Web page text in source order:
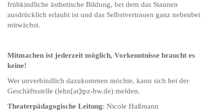
frühkindliche ästhetische Bildung, bei dem das Staunen
ausdrücklich erlaubt ist und das Selbstvertrauen ganz nebenbei
mitwächst.
Mitmachen ist jederzeit möglich, Vorkenntnisse braucht es
keine!
Wer unverbindlich dazukommen möchte, kann sich bei der
Geschäftsstelle (lehn[at]tpz-bw.de) melden.
Theaterpädagogische Leitung: Nicole Haßmann